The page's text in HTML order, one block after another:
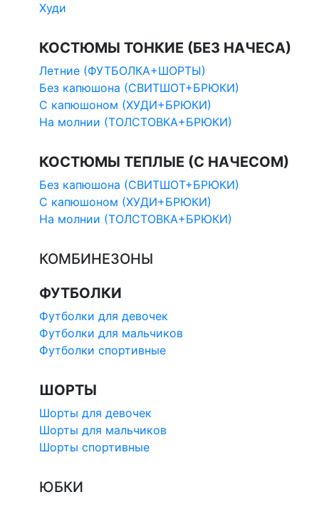
Худи
КОСТЮМЫ ТОНКИЕ (БЕЗ НАЧЕСА)
Летние (ФУТБОЛКА+ШОРТЫ)
Без капюшона (СВИТШОТ+БРЮКИ)
С капюшоном (ХУДИ+БРЮКИ)
На молнии (ТОЛСТОВКА+БРЮКИ)
КОСТЮМЫ ТЕПЛЫЕ (С НАЧЕСОМ)
Без капюшона (СВИТШОТ+БРЮКИ)
С капюшоном (ХУДИ+БРЮКИ)
На молнии (ТОЛСТОВКА+БРЮКИ)
КОМБИНЕЗОНЫ
ФУТБОЛКИ
Футболки для девочек
Футболки для мальчиков
Футболки спортивные
ШОРТЫ
Шорты для девочек
Шорты для мальчиков
Шорты спортивные
ЮБКИ